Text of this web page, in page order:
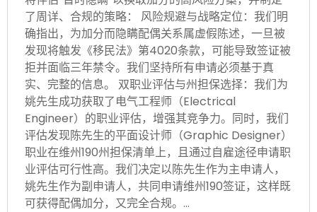
了周详、合规的策略： 风险规避与战略定位：我们明
确指出，为加分而隐瞒配偶关系属虚假陈述，一旦被
发现将触发《移民法》第4020条款，可能导致签证被
拒并面临三年禁令。我们坚持所有申请必须基于真
实、完整的信息。 双职业评估与州担保选择：我们为
姚先生成功获取了电气工程师（Electrical
Engineer）的职业评估，增强其竞争力。同时，我们
评估发现陈先生的平面设计师（Graphic Designer）
职业在维州190州担保清单上，且通过自雇途径申请职
业评估可行性高。我们决定以陈先生作为主申请人，
姚先生作为副申请人，共同申请维州190签证，这样既
可获得配偶加分，又完全合规。…